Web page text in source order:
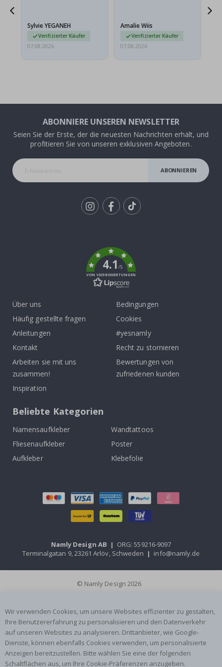
sie…
Sylvie YEGANEH
Verifizierter Käufer
07.08.2026
Amalie Wiis
Verifizierter Käufer
07.08.2026
ABONNIERE UNSEREN NEWSLETTER
Seien Sie der Erste, der die neuesten Nachrichten erhält, und
profitieren Sie von unseren exklusiven Angeboten.
ABONNIEREN
4.1/5
VON 1029 BEWERTUNGEN
Über uns
Häufig gestellte fragen
Anleitungen
Kontakt
Arbeiten sie mit uns
zusammen!
Inspiration
Bedingungen
Cookies
#yesnamly
Recht zu stornieren
Bewertungen von
zufriedenen kunden
Beliebte Kategorien
Namensaufkleber
Wandtattoos
Fliesenaufkleber
Poster
Aufkleber
Klebefolie
Namly Design AB | ORG: 559216-9097
Terminalgatan 9, 23261 Arlöv, Schweden | info@namly.de
© Namly Design 2026
Wir verwenden Cookies, um unsere Websites effizienter zu gestalten,
Ihre Benutzererfahrung zu personalisieren und den Datenverkehr
auf unseren Websites zu analysieren. Drittanbieter, wie Google-
Dienste, können ebenfalls Cookies verwenden, um personalisierte
Anzeigen bereitzustellen. Bitte wählen Sie eine der folgenden
Schaltflächen aus, um Ihre Cookie-Präferenzen anzugeben.